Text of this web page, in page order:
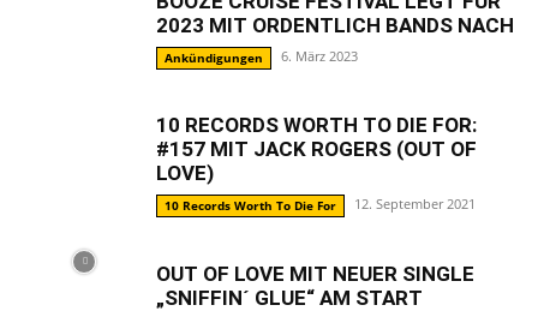
2023 MIT ORDENTLICH BANDS NACH
Ankündigungen 6. März 2023
10 RECORDS WORTH TO DIE FOR:
#157 MIT JACK ROGERS (OUT OF
LOVE)
10 Records Worth To Die For 12. September 2021
OUT OF LOVE MIT NEUER SINGLE
„SNIFFIN´ GLUE“ AM START